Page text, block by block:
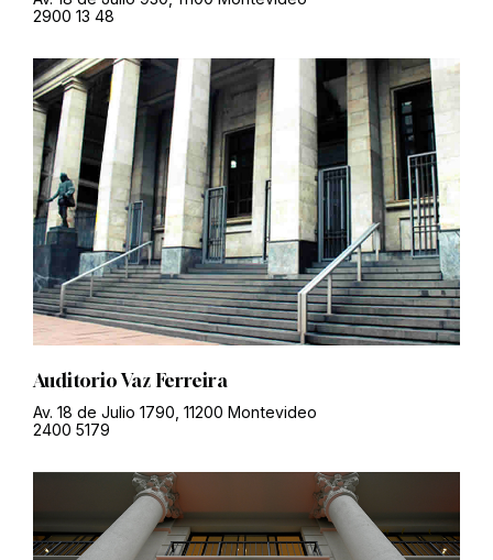
2900 13 48
Auditorio Vaz Ferreira
Av. 18 de Julio 1790, 11200 Montevideo
2400 5179